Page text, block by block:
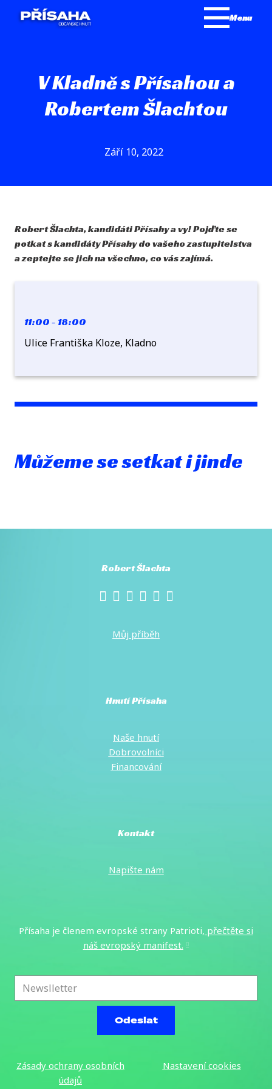
Menu
V Kladně s Přísahou a
Robertem Šlachtou
Září 10, 2022
Robert Šlachta, kandidáti Přísahy a vy! Pojďte se
potkat s kandidáty Přísahy do vašeho zastupitelstva
a zeptejte se jich na všechno, co vás zajímá.
11:00 - 18:00
Ulice Františka Kloze, Kladno
Můžeme se setkat i jinde
Robert Šlachta
Můj příběh
Hnutí Přísaha
Naše hnutí
Dobrovolníci
Financování
Kontakt
Napište nám
Přísaha je členem evropské strany Patrioti, přečtěte si
náš evropský manifest.
mail*
Odeslat
Zásady ochrany osobních
údajů
Nastavení cookies